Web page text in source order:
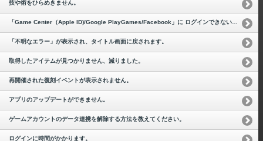
技や術をひらめきません。
「不明なエラー」が表示され、タイトル画面に戻されます。
取得したアイテムが見つかりません、減りました。
再開催された復刻イベントが表示されません。
アプリのアップデートができません。
ゲームアカウントのデータ連携を解除する方法を教えてください。
ログインに時間がかかります。